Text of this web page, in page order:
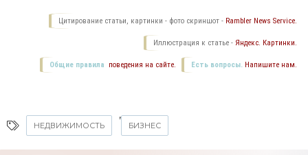
Цитирование статьи, картинки - фото скриншот - Rambler News Service.
Иллюстрация к статье - Яндекс. Картинки.
Есть вопросы. Напишите нам.
Общие правила поведения на сайте.
НЕДВИЖИМОСТЬ
,
БИЗНЕС